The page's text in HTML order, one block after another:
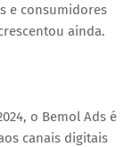
e consumidores
ainda.
o Bemol Ads é
canais digitais